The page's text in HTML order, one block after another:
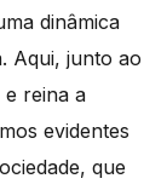
dinâmica
Aqui, junto ao
reina a
evidentes
que